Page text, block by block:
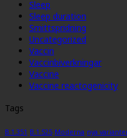
Sleep
Sleep duration
Smittspridning
Uncategorized
Vaccin
Vaccinbiverkningar
Vaccine
Vaccine reactogenicity
Tags
B.1.351 B.1.525 Moderna nya